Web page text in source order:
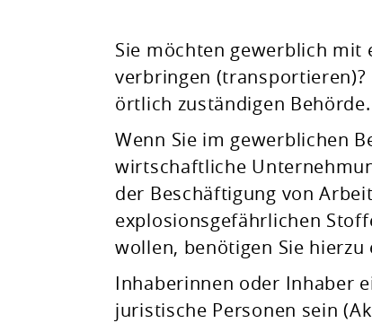
Natur & Umwelt
Freizeit & Leben
Sie möchten gewerblich mit
verbringen
örtlich zuständigen Behörde.
Wenn Sie im gewerblichen
wirtschaftliche
der Beschäftigung von
explosionsgefährlichen
wollen, benötigen Sie
Inhaberinnen oder Inhaber
juristische Personen sein